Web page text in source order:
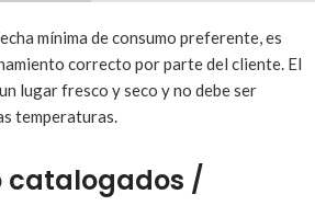
mínima de consumo preferente, es
correcto por parte del cliente. El
lugar fresco y seco y no debe ser
temperaturas.
catalogados /